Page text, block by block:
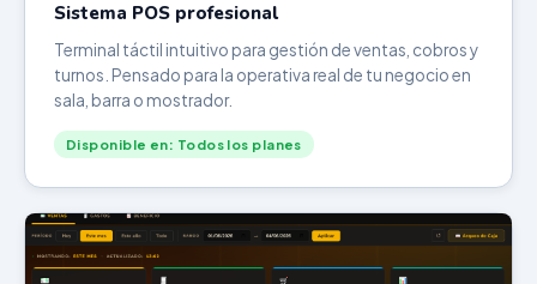
Sistema POS profesional
Terminal táctil intuitivo para gestión de ventas, cobros y
turnos. Pensado para la operativa real de tu negocio en
sala, barra o mostrador.
Disponible en: Todos los planes